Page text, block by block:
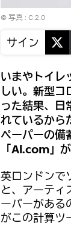
© 写真 : C.2.0
サイン
いまやトイレ
しい。新型
った結果、日
れているから
ペーパーの備
「Al.com」
英ロンドンで
と、アーティ
ーパーがある
がこの計算ツ